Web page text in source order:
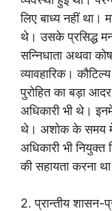
लिए बाध्य नहीं था।
थे। उसके प्रसिद्ध
सन्निधाता अथवा
व्यावहारिक।
पुरोहित का बड़ा
अधिकारी भी थे।
थे। अशोक के समय में
अधिकारी भी नियुक्त
की सहायता करना
2. प्रान्तीय शासन-